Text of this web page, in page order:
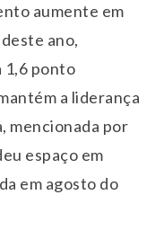
aumente em
ano,
1,6 ponto
a liderança
mencionada por
espaço em
em agosto do